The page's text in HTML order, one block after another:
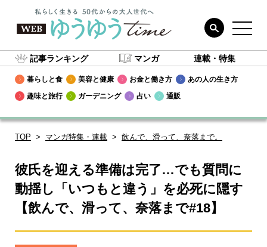
記事ランキング マンガ 連載・特集
暮らしと食 美容と健康 お金と働き方
あの人の生き方
趣味と旅行
ガーデニング 占い 通販
TOP マンガ特集・連載 飲んで、滑って、奈落まで。
彼氏を迎える準備は完了…でも質問に
動揺し「いつもと違う」を必死に隠す
【飲んで、滑って、奈落まで#18】